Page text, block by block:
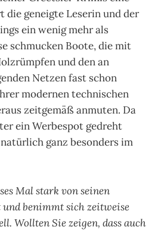
die geneigte Leserin und der
ein wenig mehr als
schmucken Boote, die mit
und den an
Netzen fast schon
modernen technischen
zeitgemäß anmuten. Da
ein Werbespot gedreht
ganz besonders im
Mal stark von seinen
benimmt sich zeitweise
Wollten Sie zeigen, dass auch